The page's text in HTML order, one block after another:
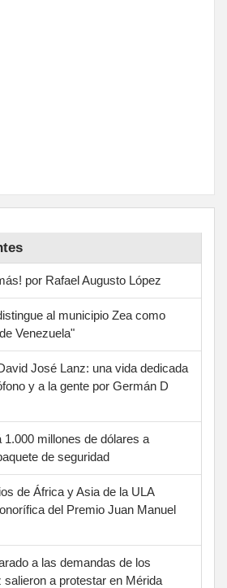
por Rafael Augusto López
al municipio Zea como
Venezuela"
José Lanz: una vida dedicada
y a la gente por Germán D
1.000 millones de dólares a
de seguridad
de África y Asia de la ULA
del Premio Juan Manuel
a las demandas de los
salieron a protestar en Mérida